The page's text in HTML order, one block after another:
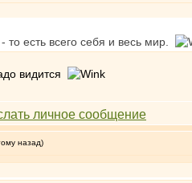
то есть всего себя и весь мир.
видится
назад)